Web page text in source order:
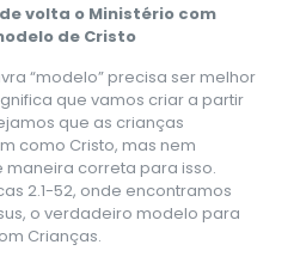
volta o Ministério com
de Cristo
“modelo” precisa ser melhor
que vamos criar a partir
que as crianças
como Cristo, mas nem
correta para isso.
2.1-52, onde encontramos
o verdadeiro modelo para
Crianças.